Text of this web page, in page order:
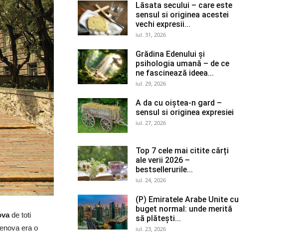
de toti
era o
Lăsata secului – care este
sensul si originea acestei
vechi expresii...
iul. 31, 2026
Grădina Edenului și
psihologia umană – de ce
ne fascinează ideea...
iul. 29, 2026
A da cu oiștea-n gard –
sensul si originea expresiei
iul. 27, 2026
Top 7 cele mai citite cărți
ale verii 2026 –
bestsellerurile...
iul. 24, 2026
(P) Emiratele Arabe Unite cu
buget normal: unde merită
să plătești...
iul. 23, 2026